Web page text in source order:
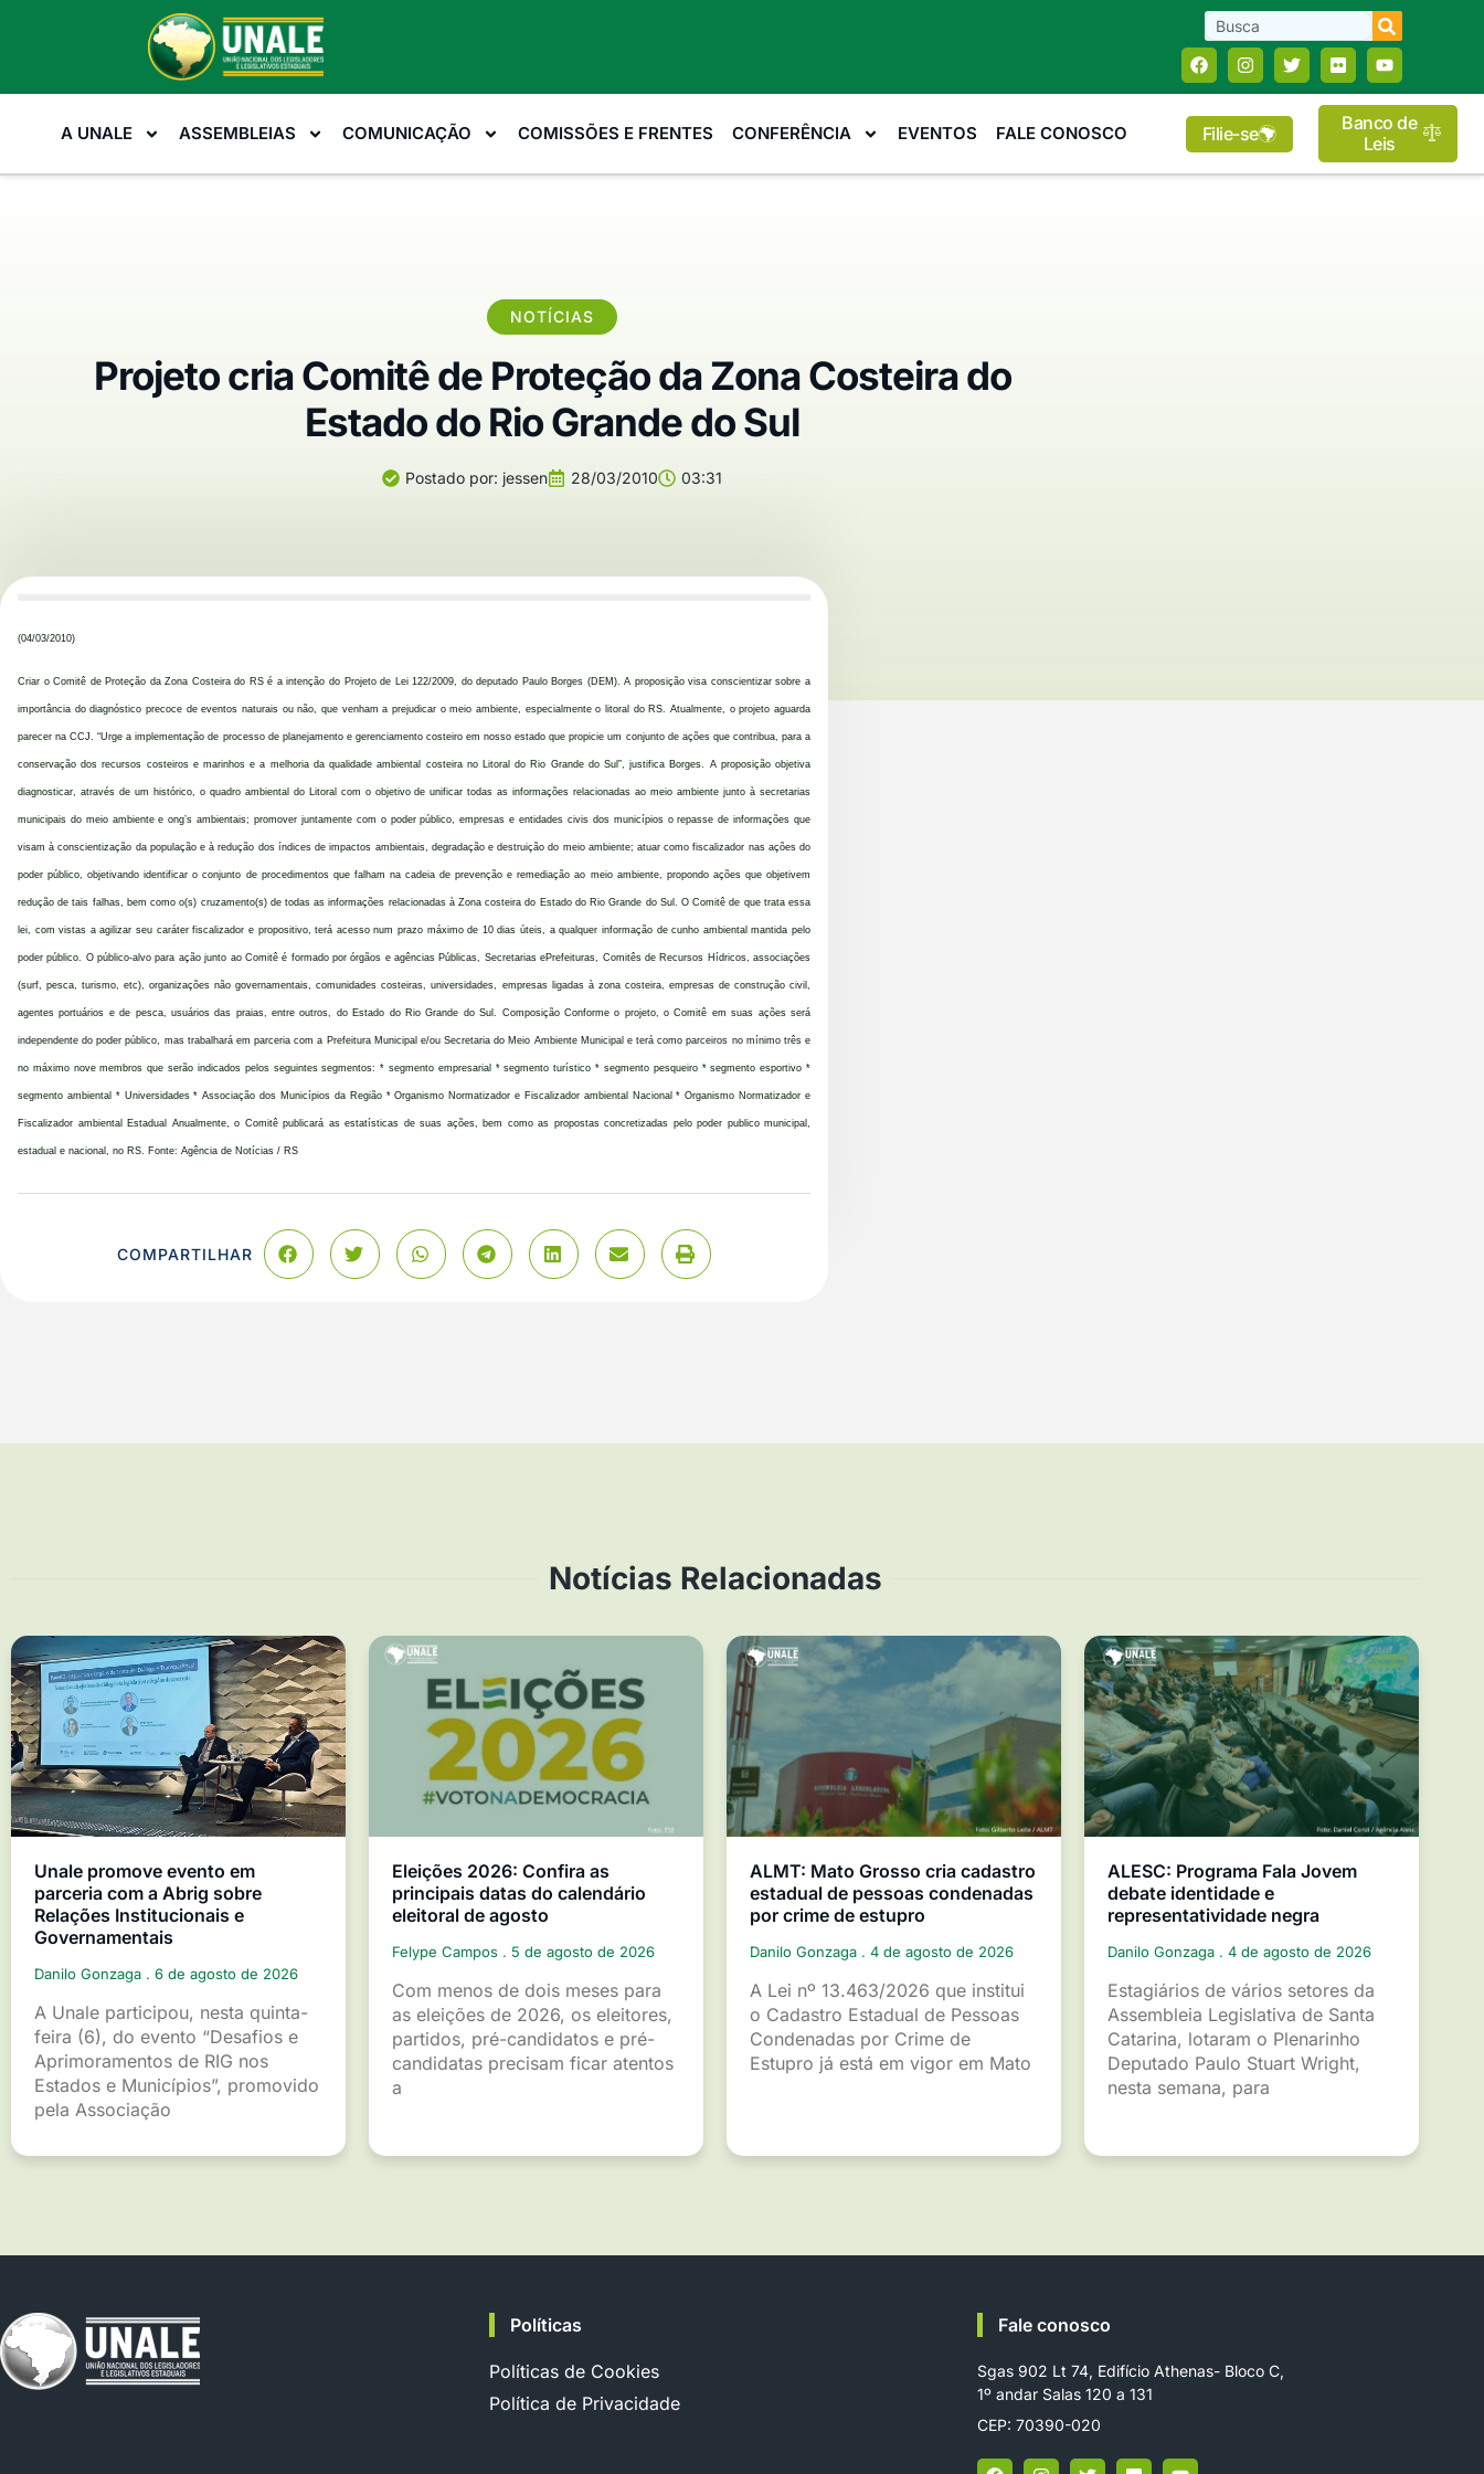
A UNALE ASSEMBLEIAS COMUNICAÇÃO COMISSÕES E FRENTES CONFERÊNCIA EVENTOS FALE CONOSCO Filie-se
Banco de
Leis
NOTÍCIAS
Projeto cria Comitê de Proteção da Zona Costeira do
Estado do Rio Grande do Sul
Postado por: jessen 28/03/2010 03:31
(04/03/2010)
Criar o Comitê de Proteção da Zona Costeira do RS é a intenção do Projeto de Lei 122/2009, do deputado Paulo Borges (DEM). A proposição visa conscientizar sobre a
importância do diagnóstico precoce de eventos naturais ou não, que venham a prejudicar o meio ambiente, especialmente o litoral do RS. Atualmente, o projeto aguarda
parecer na CCJ. “Urge a implementação de processo de planejamento e gerenciamento costeiro em nosso estado que propicie um conjunto de ações que contribua, para a
conservação dos recursos costeiros e marinhos e a melhoria da qualidade ambiental costeira no Litoral do Rio Grande do Sul”, justifica Borges. A proposição objetiva
diagnosticar, através de um histórico, o quadro ambiental do Litoral com o objetivo de unificar todas as informações relacionadas ao meio ambiente junto à secretarias
municipais do meio ambiente e ong’s ambientais; promover juntamente com o poder público, empresas e entidades civis dos municípios o repasse de informações que
visam à conscientização da população e à redução dos índices de impactos ambientais, degradação e destruição do meio ambiente; atuar como fiscalizador nas ações do
poder público, objetivando identificar o conjunto de procedimentos que falham na cadeia de prevenção e remediação ao meio ambiente, propondo ações que objetivem
redução de tais falhas, bem como o(s) cruzamento(s) de todas as informações relacionadas à Zona costeira do Estado do Rio Grande do Sul. O Comitê de que trata essa
lei, com vistas a agilizar seu caráter fiscalizador e propositivo, terá acesso num prazo máximo de 10 dias úteis, a qualquer informação de cunho ambiental mantida pelo
poder público. O público-alvo para ação junto ao Comitê é formado por órgãos e agências Públicas, Secretarias ePrefeituras, Comitês de Recursos Hídricos, associações
(surf, pesca, turismo, etc), organizações não governamentais, comunidades costeiras, universidades, empresas ligadas à zona costeira, empresas de construção civil,
agentes portuários e de pesca, usuários das praias, entre outros, do Estado do Rio Grande do Sul. Composição Conforme o projeto, o Comitê em suas ações será
independente do poder público, mas trabalhará em parceria com a Prefeitura Municipal e/ou Secretaria do Meio Ambiente Municipal e terá como parceiros no mínimo três e
no máximo nove membros que serão indicados pelos seguintes segmentos: * segmento empresarial * segmento turístico * segmento pesqueiro * segmento esportivo *
segmento ambiental * Universidades * Associação dos Municípios da Região * Organismo Normatizador e Fiscalizador ambiental Nacional * Organismo Normatizador e
Fiscalizador ambiental Estadual Anualmente, o Comitê publicará as estatísticas de suas ações, bem como as propostas concretizadas pelo poder publico municipal,
estadual e nacional, no RS. Fonte: Agência de Notícias / RS
COMPARTILHAR
Notícias Relacionadas
Unale promove evento em
parceria com a Abrig sobre
Relações Institucionais e
Governamentais
Danilo Gonzaga 6 de agosto de 2026
A Unale participou, nesta quinta-
feira (6), do evento “Desafios e
Aprimoramentos de RIG nos
Estados e Municípios”, promovido
pela Associação
Eleições 2026: Confira as
principais datas do calendário
eleitoral de agosto
Felype Campos 5 de agosto de 2026
Com menos de dois meses para
as eleições de 2026, os eleitores,
partidos, pré-candidatos e pré-
candidatas precisam ficar atentos
a
ALMT: Mato Grosso cria cadastro
estadual de pessoas condenadas
por crime de estupro
Danilo Gonzaga 4 de agosto de 2026
A Lei nº 13.463/2026 que institui
o Cadastro Estadual de Pessoas
Condenadas por Crime de
Estupro já está em vigor em Mato
ALESC: Programa Fala Jovem
debate identidade e
representatividade negra
Danilo Gonzaga 4 de agosto de 2026
Estagiários de vários setores da
Assembleia Legislativa de Santa
Catarina, lotaram o Plenarinho
Deputado Paulo Stuart Wright,
nesta semana, para
Políticas
Políticas de Cookies
Política de Privacidade
Fale conosco
Sgas 902 Lt 74, Edifício Athenas- Bloco C,
1º andar Salas 120 a 131
CEP: 70390-020